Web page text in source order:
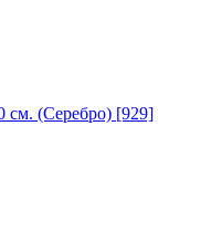
см. (Серебро) [929]